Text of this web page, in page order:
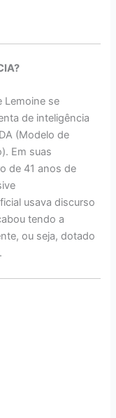
Lemoine se
de inteligência
(Modelo de
Em suas
de 41 anos de
usava discurso
tendo a
ou seja, dotado